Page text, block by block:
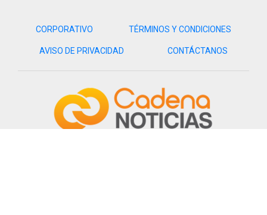
CORPORATIVO TÉRMINOS Y CONDICIONES
AVISO DE PRIVACIDAD CONTÁCTANOS